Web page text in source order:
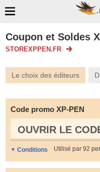
Coupon et Soldes
STOREXPPEN.FR
Le choix des éditeurs
Code promo XP-PEN
OUVRIR LE
Conditions Utilisé par 92